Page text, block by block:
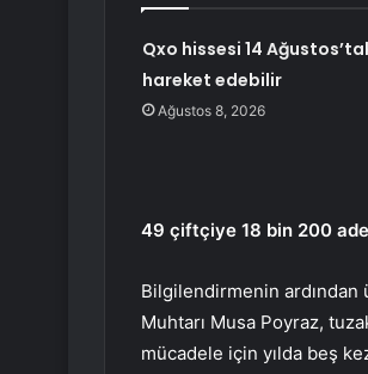
Qxo hissesi 14
hareket edebilir
Ağustos 8, 2026
49 çiftçiye 18 bin 200
Bilgilendirmenin ardından
Muhtarı Musa Poyraz,
mücadele için yılda beş